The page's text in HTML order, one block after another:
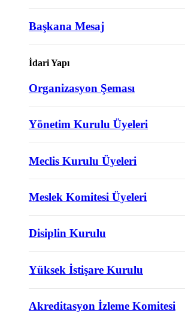
Başkana Mesaj
İdari Yapı
Organizasyon Şeması
Yönetim Kurulu Üyeleri
Meclis Kurulu Üyeleri
Meslek Komitesi Üyeleri
Disiplin Kurulu
Yüksek İstişare Kurulu
Akreditasyon İzleme Komitesi